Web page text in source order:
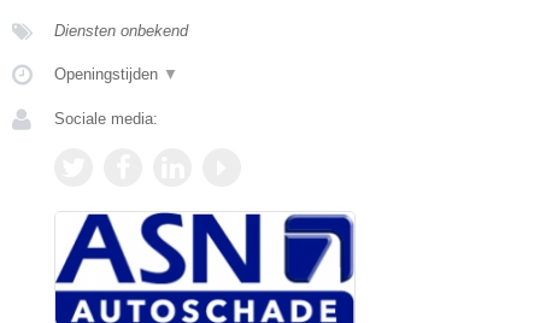
Diensten onbekend
Openingstijden ▼
Sociale media: